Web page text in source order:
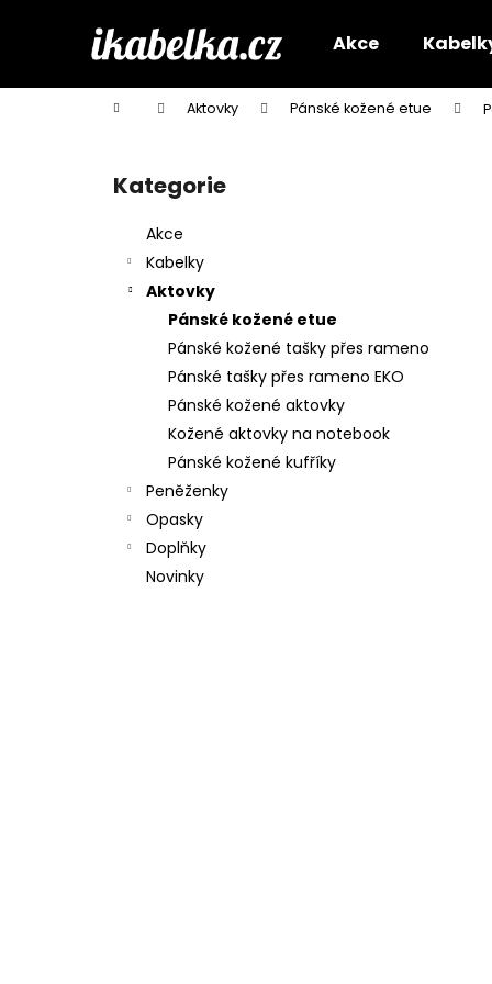
Akce
Domů Aktovky Pánské kožené etue
Přeskočit
kategorie
Kategorie
Akce
Kabelky
Aktovky
Pánské kožené etue
Pánské kožené tašky přes rameno
Pánské tašky přes rameno EKO
Pánské kožené aktovky
Kožené aktovky na notebook
Pánské kožené kufříky
Peněženky
Opasky
Doplňky
Novinky
í
Zpět
do
Zpět
do